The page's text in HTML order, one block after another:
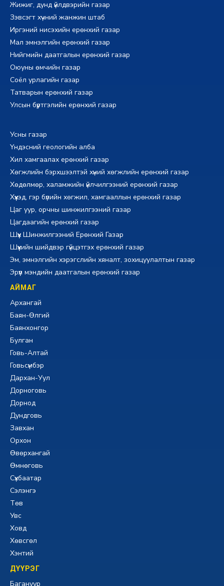
Жижиг, дунд үйлдвэрийн газар
Зэвсэгт хүчний жанжин штаб
Иргэний нисэхийн ерөнхий газар
Мал эмнэлгийн ерөнхий газар
Нийгмийн даатгалын ерөнхий газар
Оюуны өмчийн газар
Соёл урлагийн газар
Татварын ерөнхий газар
Улсын бүртгэлийн ерөнхий газар
Усны газар
Үндэсний геологийн алба
Хил хамгаалах ерөнхий газар
Хөгжлийн бэрхшээлтэй хүний хөгжлийн ерөнхий газар
Хөдөлмөр, халамжийн үйлчилгээний ерөнхий газар
Хүүхэд, гэр бүлийн хөгжил, хамгааллын ерөнхий газар
Цаг уур, орчны шинжилгээний газар
Цагдаагийн ерөнхий газар
Шүүх Шинжилгээний Ерөнхий Газар
Шүүхийн шийдвэр гүйцэтгэх ерөнхий газар
Эм, эмнэлгийн хэрэгслийн хяналт, зохицуулалтын газар
Эрүүл мэндийн даатгалын ерөнхий газар
АЙМАГ
Архангай
Баян-Өлгий
Баянхонгор
Булган
Говь-Алтай
Говьсүмбэр
Дархан-Уул
Дорноговь
Дорнод
Дундговь
Завхан
Орхон
Өвөрхангай
Өмнөговь
Сүхбаатар
Сэлэнгэ
Төв
Увс
Ховд
Хөвсгөл
Хэнтий
ДҮҮРЭГ
Багануур